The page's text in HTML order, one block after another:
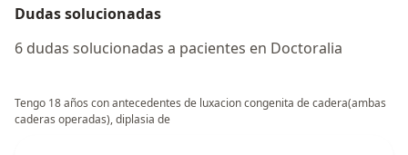
Dudas solucionadas
6 dudas solucionadas a pacientes en Doctoralia
Tengo 18 años con antecedentes de luxacion congenita de cadera(ambas
caderas operadas), diplasia de